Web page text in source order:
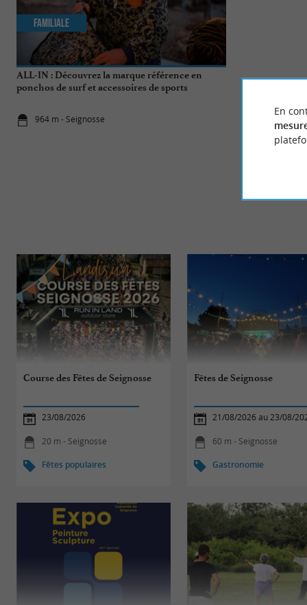
ALL-IN : Découvrez la marque référence en
ponchos de surf et accessoires de sports
964 m - Seignosse
Familiale
Balade à la
Course des Fêtes de Seignosse
23/08/2026
20 m - Seignosse
Fêtes populaires
Fêtes de Seignosse
21/08/2026 au 23/08/
60 m - Seignosse
Gastronomie
En